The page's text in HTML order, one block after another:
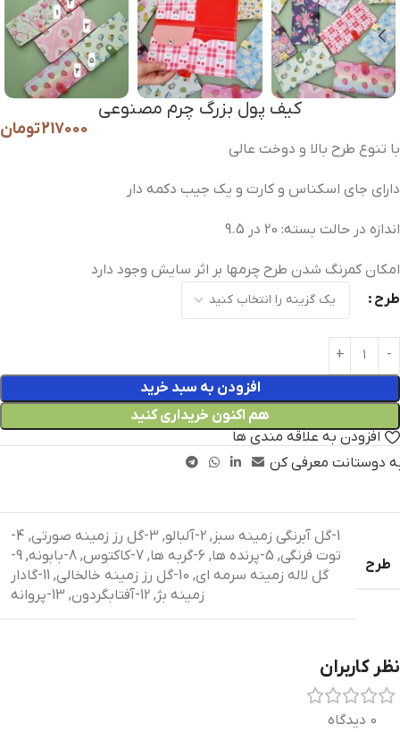
کیف پول بزرگ چرم مصنوعی
217000تومان
با تنوع طرح بالا و دوخت عالی
دارای جای اسکناس و کارت و یک جیب دکمه دار
اندازه در حالت بسته: 20 در 9.5
امکان کمرنگ شدن طرح چرمها بر اثر سایش وجود دارد
طرح
افزودن به سبد خرید
هم اکنون خریداری کنید
افزودن به علاقه مندی ها
دوستانت معرفی کن
طرح
1-گل آبرنگی زمینه سبز , 2-آلبالو , 3-گل رز زمینه صورتی ,
4-
توت فرنگی, 5-پرنده ها , 6-گربه ها , 7-کاکتوس , 8-بابونه ,
9-
گل لاله زمینه سرمه ای, 10-گل رز زمینه خالخالی ,
11-گادار
زمینه بژ, 12-آفتابگردون , 13-پروانه
نظر کاربران
0 دیدگاه